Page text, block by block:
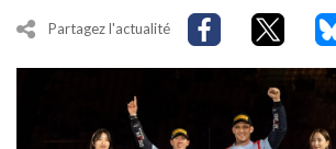
Partagez l'actualité